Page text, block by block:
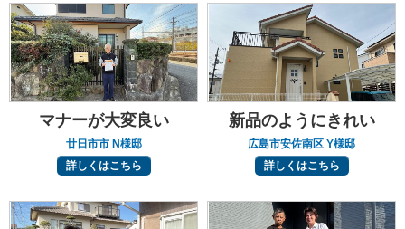
マナーが大変良い
廿日市市 N様邸
詳しくはこちら
新品のようにきれい
広島市安佐南区 Y様邸
詳しくはこちら